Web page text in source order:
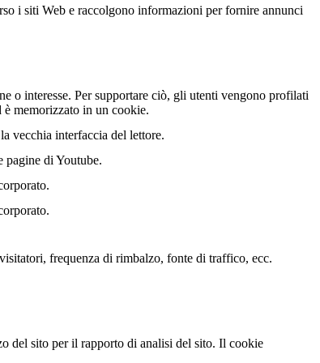
i siti Web e raccolgono informazioni per fornire annunci
o interesse. Per supportare ciò, gli utenti vengono profilati
memorizzato in un cookie.
vecchia interfaccia del lettore.
pagine di Youtube.
frequenza di rimbalzo, fonte di traffico, ecc.
del sito per il rapporto di analisi del sito. Il cookie